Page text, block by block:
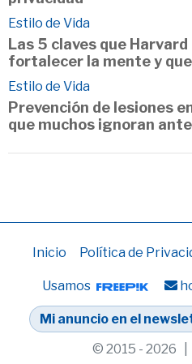
Estilo de Vida
Las 5 claves que
fortalecer la mente y
Estilo de Vida
Prevención de lesiones
que muchos ignoran
Inicio Política de
Usamos
Mi anuncio en el
© 2015 - 2026 |